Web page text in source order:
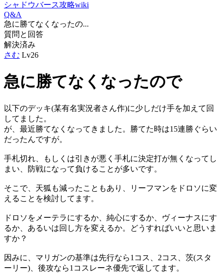
シャドウバース攻略wiki
Q&A
急に勝てなくなったの...
質問と回答
解決済み
さむ Lv26
急に勝てなくなったので
以下のデッキ(某有名実況者さん作)に少しだけ手を加えて回
してました。
が、最近勝てなくなってきました。勝てた時は15連勝ぐらい
だったんですが。
手札切れ、もしくは引きが悪く手札に決定打が無くなってし
まい、防戦になって負けることが多いです。
そこで、天狐も減ったこともあり、リーフマンをドロソに変
えることを検討してます。
ドロソをメーテラにするか、純心にするか、ヴィーナスにす
るか、あるいは回し方を変えるか。どうすればいいと思いま
すか？
因みに、マリガンの基準は先行なら1コス、2コス、茨(スタ
ーリー)、後攻なら1コスレーネ優先で返してます。